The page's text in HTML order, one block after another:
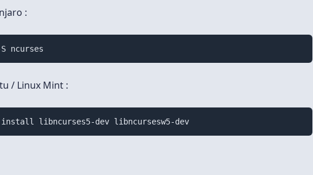
:
ncurses
/ Linux Mint :
libncurses5-dev libncursesw5-dev